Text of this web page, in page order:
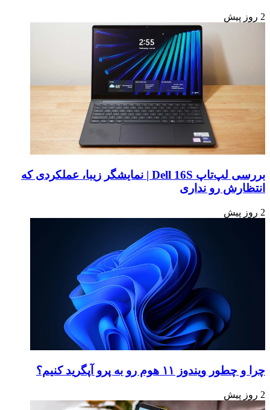
2 روز پیش
بررسی لپ‌تاپ Dell 16S | نمایشگر زیبا، عملکردی که
انتظارش رو نداری
2 روز پیش
چرا و چطور ویندوز ۱۱ هوم رو به پرو آپگرید کنیم؟
2 روز پیش